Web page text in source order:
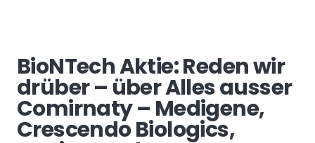
BioNTech Aktie: Reden wir
drüber – über Alles ausser
Comirnaty – Medigene,
Crescendo Biologics,